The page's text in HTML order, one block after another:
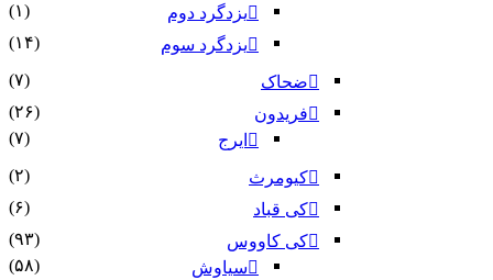
یزدگرد دوم
(۱)
یزدگرد سوم
(۱۴)
ضحاک
(۷)
فریدون
(۲۶)
ایرج
(۷)
کیومرث
(۲)
کی قباد
(۶)
کی کاووس
(۹۳)
سیاوش
(۵۸)